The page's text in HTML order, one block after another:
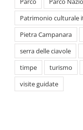
serra delle ciavole
timpe
turismo
visite guidate